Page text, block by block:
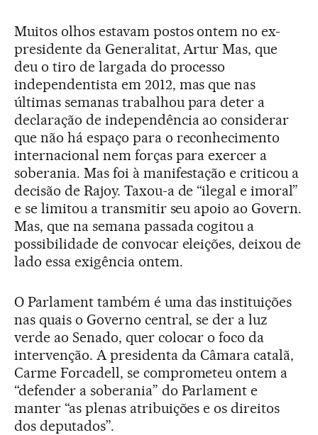
Muitos olhos estavam postos ontem no ex-
presidente da Generalitat, Artur Mas, que
deu o tiro de largada do processo
independentista em 2012, mas que nas
últimas semanas trabalhou para deter a
declaração de independência ao considerar
que não há espaço para o reconhecimento
internacional nem forças para exercer a
soberania. Mas foi à manifestação e criticou a
decisão de Rajoy. Taxou-a de “ilegal e imoral”
e se limitou a transmitir seu apoio ao Govern.
Mas, que na semana passada cogitou a
possibilidade de convocar eleições, deixou de
lado essa exigência ontem.
O Parlament também é uma das instituições
nas quais o Governo central, se der a luz
verde ao Senado, quer colocar o foco da
intervenção. A presidenta da Câmara catalã,
Carme Forcadell, se comprometeu ontem a
“defender a soberania” do Parlament e
manter “as plenas atribuições e os direitos
dos deputados”.